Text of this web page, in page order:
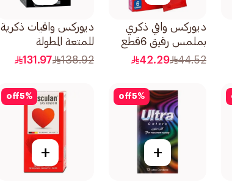
ديوركس واقي ذكري
بملمس رقيق 6قطع
44.52
42.29
ديوركس واقيات ذكرية
للمتعة المطولة
20قطعة
138.92
131.97
5%
off
+
5%
off
+